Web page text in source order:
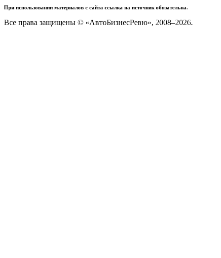
При использовании материалов с сайта ссылка на источник обязательна.
Все права защищены © «АвтоБизнесРевю», 2008–2026.